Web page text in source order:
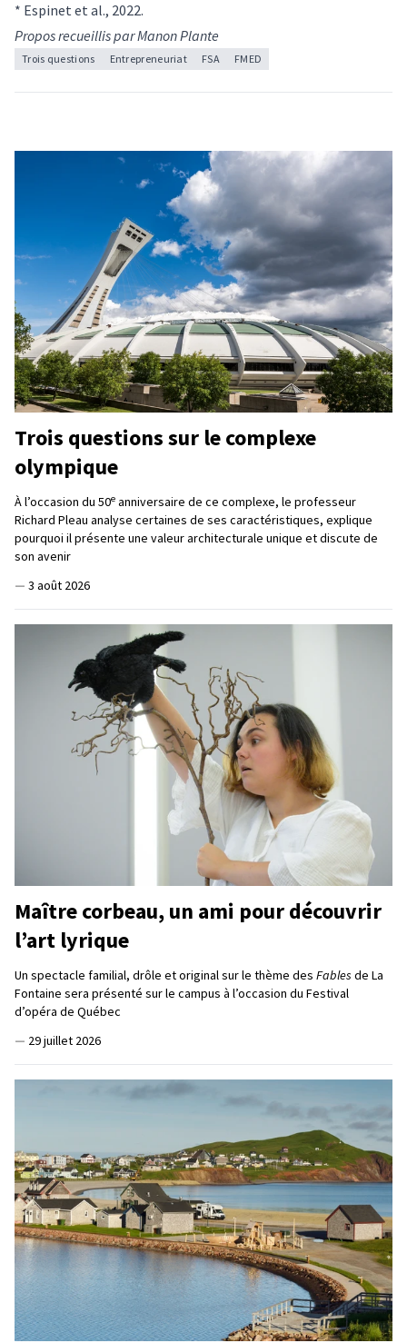
* Espinet et al., 2022.
Propos recueillis par Manon Plante
Trois questions Entrepreneuriat FSA FMED
Trois questions sur le complexe
olympique
À l’occasion du 50e anniversaire de ce complexe, le professeur
Richard Pleau analyse certaines de ses caractéristiques, explique
pourquoi il présente une valeur architecturale unique et discute de
son avenir
— 3 août 2026
Maître corbeau, un ami pour découvrir
l’art lyrique
Un spectacle familial, drôle et original sur le thème des Fables de La
Fontaine sera présenté sur le campus à l’occasion du Festival
d’opéra de Québec
— 29 juillet 2026